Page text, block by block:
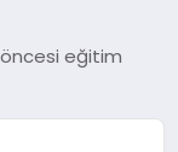
eğitim